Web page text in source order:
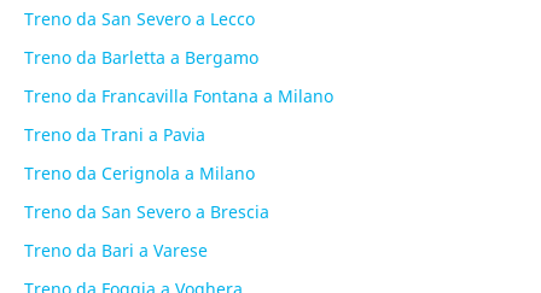
Treno da San Severo a Lecco
Treno da Barletta a Bergamo
Treno da Francavilla Fontana a Milano
Treno da Trani a Pavia
Treno da Cerignola a Milano
Treno da San Severo a Brescia
Treno da Bari a Varese